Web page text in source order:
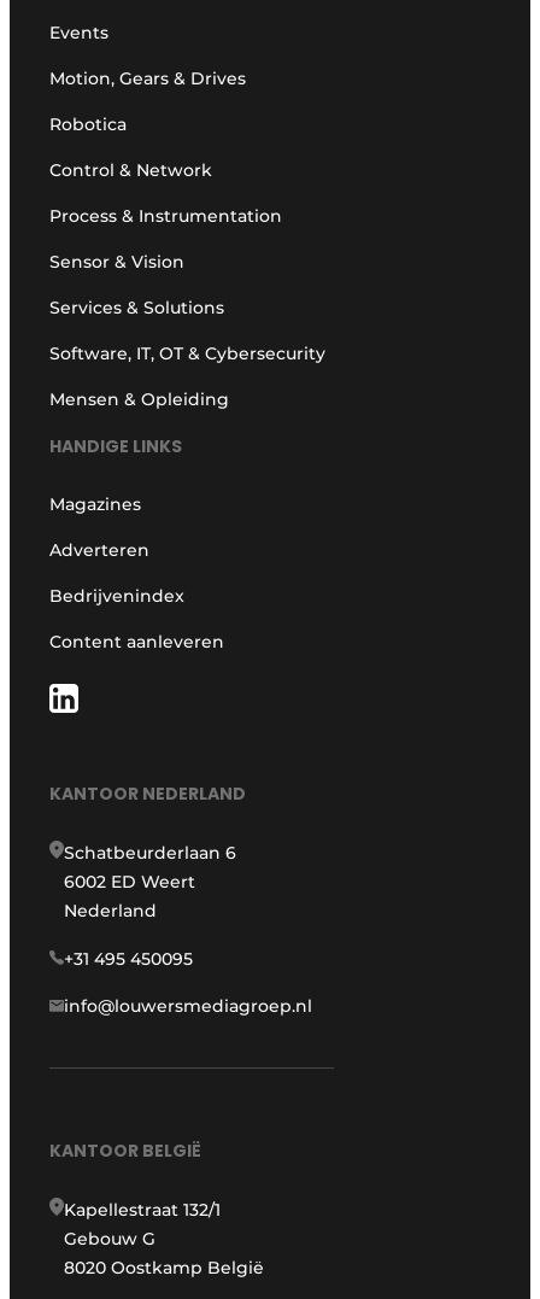
Events
Motion, Gears & Drives
Robotica
Control & Network
Process & Instrumentation
Sensor & Vision
Services & Solutions
Software, IT, OT & Cybersecurity
Mensen & Opleiding
HANDIGE LINKS
Magazines
Adverteren
Bedrijvenindex
Content aanleveren
KANTOOR NEDERLAND
Schatbeurderlaan 6
6002 ED Weert
Nederland
+31 495 450095
info@louwersmediagroep.nl
KANTOOR BELGIË
Kapellestraat 132/1
Gebouw G
8020 Oostkamp België